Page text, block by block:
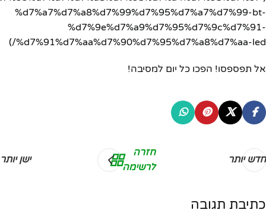
%d7%a7%d7%a8%d7%99%d7%95%d7%a7%d7%99-bt-
%d7%9e%d7%a9%d7%95%d7%9c%d7%91-
%d7%91%d7%aa%d7%90%d7%95%d7%a8%d7%aa-led/)
אל תפספסו! הפכו כל יום למסיבה!
חדש יותר
חזרה
לרשימה
ישן יותר
כתיבת תגובה